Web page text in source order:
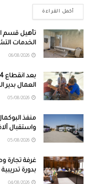
أكمل القراءة
تأهيل قسم
الخدمات
العمال بدير
منفذ
واستقبال
غرفة تجارة
بدورة